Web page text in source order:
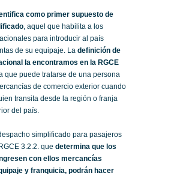
como primer supuesto de
, aquel que habilita a los
para introducir al país
de su equipaje. La definición de
la encontramos en la RGCE
que puede tratarse de una persona
de comercio exterior cuando
transita desde la región o franja
del país.
simplificado para pasajeros
3.2.2. que determina que los
con ellos mercancías
y franquicia, podrán hacer